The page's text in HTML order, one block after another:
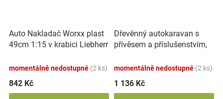
Auto Nakladač Worxx plast
49cm 1:15 v krabici Liebherr
momentálně nedostupné (2 ks)
842 Kč
Dřevěnný autokaravan s
přívěsem a příslušenstvím,
momentálně nedostupné (2 ks)
1 136 Kč